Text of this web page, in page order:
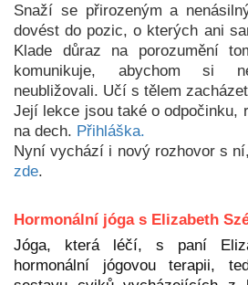
Snaží se přirozeným a
dovést do pozic, o kterých ani
Klade důraz na porozumění
komunikuje, abychom si
neubližovali. Učí s tělem
Její lekce jsou také o odpočinku,
na dech. Přihláška.
Nyní vychází i nový rozhovor s
zde.
Hormonální jóga s Elizabeth
Jóga, která léčí, s paní
hormonální jógovouterapii,